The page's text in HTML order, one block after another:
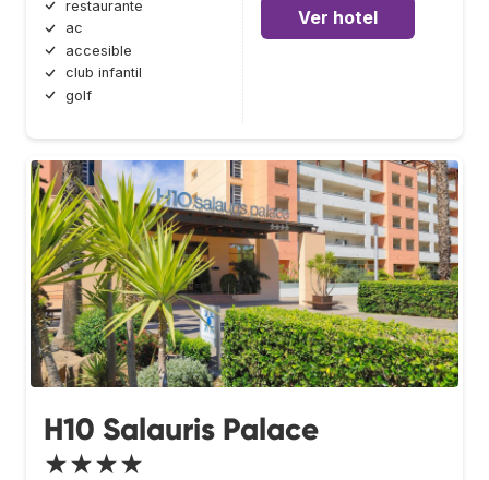
restaurante
ac
accesible
club infantil
golf
Ver hotel
H10 Salauris Palace
★★★★